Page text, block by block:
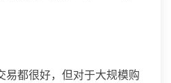
易都很好，但对于大规模购